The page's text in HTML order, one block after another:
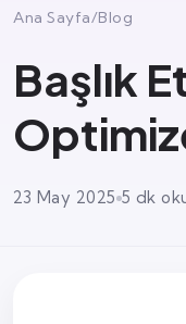
Ana Sayfa/Blog
Başlık
23 May 2025 5 dk